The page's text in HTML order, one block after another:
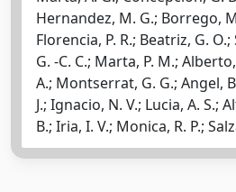
Hernandez, M. G.; Borrego,
Florencia, P. R.; Beatriz, G.
G. -C. C.; Marta, P. M.;
A.; Montserrat, G. G.; Angel,
J.; Ignacio, N. V.; Lucia, A. S.;
B.; Iria, I. V.; Monica, R. P.;